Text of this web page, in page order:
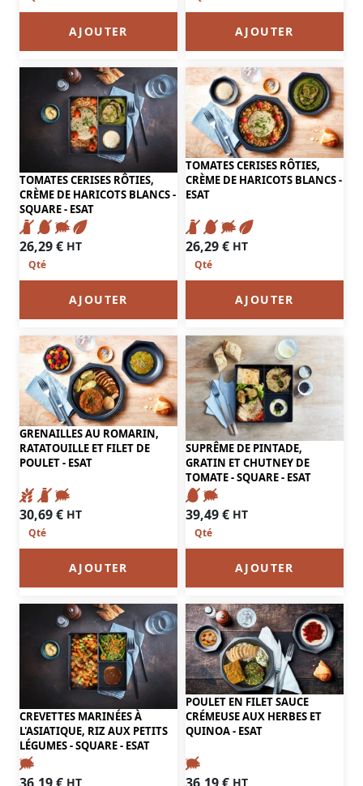
AJOUTER AJOUTER
TOMATES CERISES RÔTIES,
CRÈME DE HARICOTS BLANCS -
SQUARE - ESAT
26,29€ HT
AJOUTER
TOMATES CERISES RÔTIES,
CRÈME DE HARICOTS BLANCS -
ESAT
26,29€ HT
AJOUTER
GRENAILLES AU ROMARIN,
RATATOUILLE ET FILET DE
POULET - ESAT
30,69€ HT
AJOUTER
SUPRÊME DE PINTADE,
GRATIN ET CHUTNEY DE
TOMATE - SQUARE - ESAT
39,49€ HT
AJOUTER
CREVETTES MARINÉES À
L'ASIATIQUE, RIZ AUX PETITS
LÉGUMES - SQUARE - ESAT
HT
POULET EN FILET SAUCE
CRÉMEUSE AUX HERBES ET
QUINOA - ESAT
HT